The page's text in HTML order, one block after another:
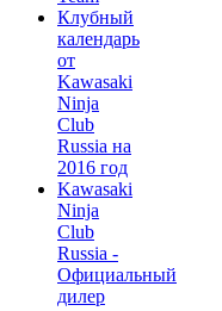
Клубный
календарь
от
Kawasaki
Ninja
Club
Russia на
2016 год
Kawasaki
Ninja
Club
Russia -
Официальный
дилер